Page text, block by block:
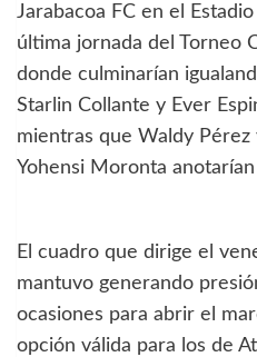
Jarabacoa FC en el
última jornada del Torneo
donde culminarían
Starlin Collante y Ever
mientras que Waldy Pérez
Yohensi Moronta
El cuadro que dirige el
mantuvo generando
ocasiones para abrir el
opción válida para los de